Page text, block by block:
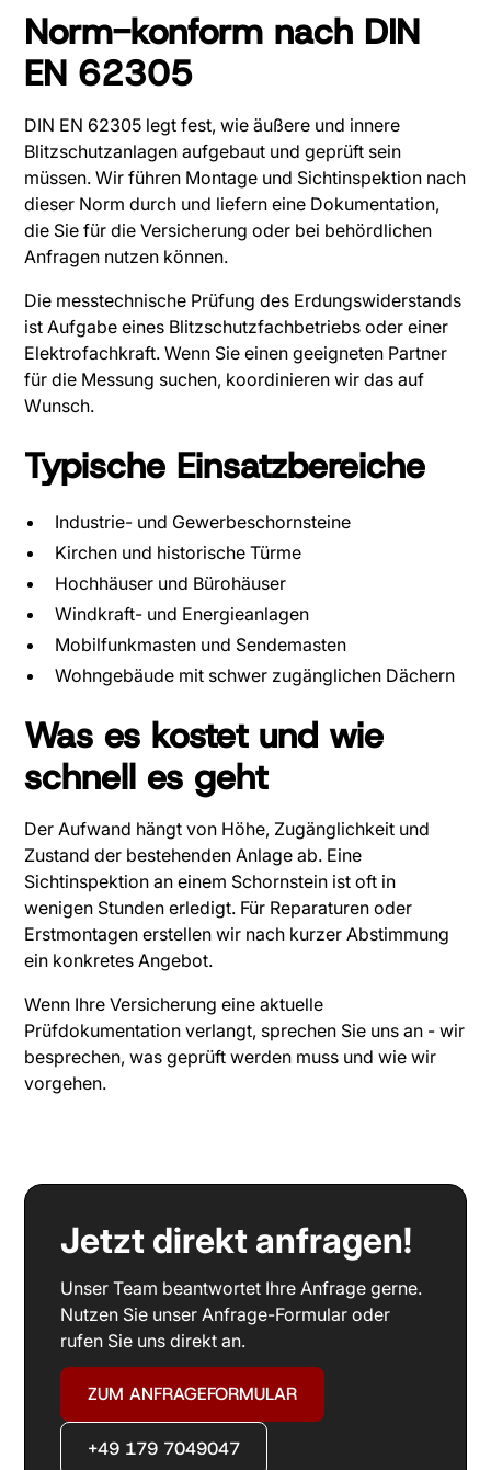
Norm-konform nach DIN
EN 62305
DIN EN 62305 legt fest, wie äußere und innere
Blitzschutzanlagen aufgebaut und geprüft sein
müssen. Wir führen Montage und Sichtinspektion nach
dieser Norm durch und liefern eine Dokumentation,
die Sie für die Versicherung oder bei behördlichen
Anfragen nutzen können.
Die messtechnische Prüfung des Erdungswiderstands
ist Aufgabe eines Blitzschutzfachbetriebs oder einer
Elektrofachkraft. Wenn Sie einen geeigneten Partner
für die Messung suchen, koordinieren wir das auf
Wunsch.
Typische Einsatzbereiche
Industrie- und Gewerbeschornsteine
Kirchen und historische Türme
Hochhäuser und Bürohäuser
Windkraft- und Energieanlagen
Mobilfunkmasten und Sendemasten
Wohngebäude mit schwer zugänglichen Dächern
Was es kostet und wie
schnell es geht
Der Aufwand hängt von Höhe, Zugänglichkeit und
Zustand der bestehenden Anlage ab. Eine
Sichtinspektion an einem Schornstein ist oft in
wenigen Stunden erledigt. Für Reparaturen oder
Erstmontagen erstellen wir nach kurzer Abstimmung
ein konkretes Angebot.
Wenn Ihre Versicherung eine aktuelle
Prüfdokumentation verlangt, sprechen Sie uns an - wir
besprechen, was geprüft werden muss und wie wir
vorgehen.
Jetzt direkt anfragen!
Unser Team beantwortet Ihre Anfrage gerne.
Nutzen Sie unser Anfrage-Formular oder
rufen Sie uns direkt an.
ZUM ANFRAGEFORMULAR
+49 179 7049047